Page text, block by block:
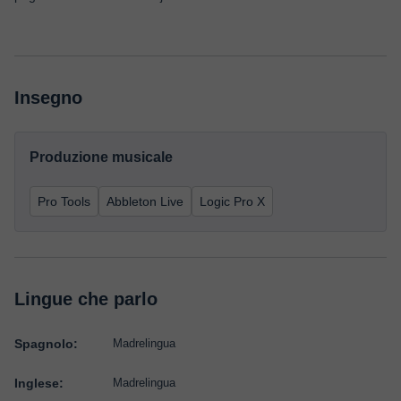
Insegno
Produzione musicale
Pro Tools Abbleton Live Logic Pro X
Lingue che parlo
Spagnolo: Madrelingua
Inglese: Madrelingua